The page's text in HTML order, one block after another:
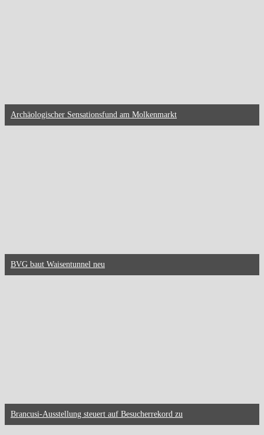
Archäologischer Sensationsfund am Molkenmarkt
BVG baut Waisentunnel neu
Brancusi-Ausstellung steuert auf Besucherrekord zu